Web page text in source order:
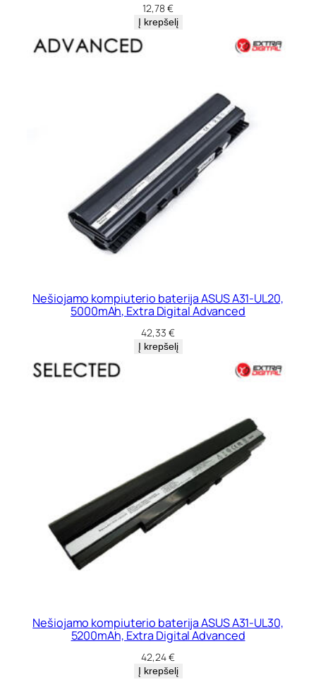
12,78€
Į krepšelį
Nešiojamo kompiuterio baterija ASUS A31-UL20,
5000mAh, Extra Digital Advanced
42,33 €
Į krepšelį
Nešiojamo kompiuterio baterija ASUS A31-UL30,
5200mAh, Extra Digital Advanced
42,24€
Į krepšelį